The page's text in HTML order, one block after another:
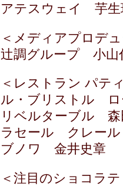
アテスウェイ 芋生
＜メディアプロデ
辻調グループ 小山
＜レストラン パテ
ル・ブリストル ロ
リベルターブル 森
ラセール クレール
ブノワ 金井史章
＜注目のショコラ